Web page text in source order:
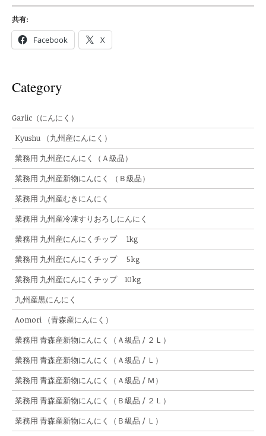
共有:
Facebook X
Category
Garlic（にんにく）
Kyushu （九州産にんにく）
業務用 九州産にんにく（Ａ級品）
業務用 九州産新物にんにく （Ｂ級品）
業務用 九州産むきにんにく
業務用 九州産冷凍すりおろしにんにく
業務用 九州産にんにくチップ 1kg
業務用 九州産にんにくチップ 5kg
業務用 九州産にんにくチップ 10kg
九州産黒にんにく
Aomori （青森産にんにく）
業務用 青森産新物にんにく（Ａ級品 / ２Ｌ）
業務用 青森産新物にんにく（Ａ級品 / Ｌ）
業務用 青森産新物にんにく（Ａ級品 / Ｍ）
業務用 青森産新物にんにく（Ｂ級品 / ２Ｌ）
業務用 青森産新物にんにく（Ｂ級品 / Ｌ）